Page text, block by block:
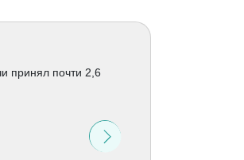
принял почти 2,6